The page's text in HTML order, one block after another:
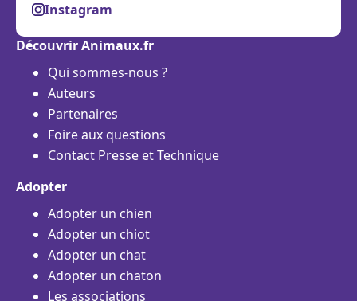
Instagram
Découvrir Animaux.fr
Qui sommes-nous ?
Auteurs
Partenaires
Foire aux questions
Contact Presse et Technique
Adopter
Adopter un chien
Adopter un chiot
Adopter un chat
Adopter un chaton
Les associations